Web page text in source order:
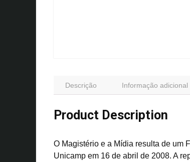
Descrição Informação adicional
Product Description
O Magistério e a Mídia resulta de um
Unicamp em 16 de abril de 2008. A